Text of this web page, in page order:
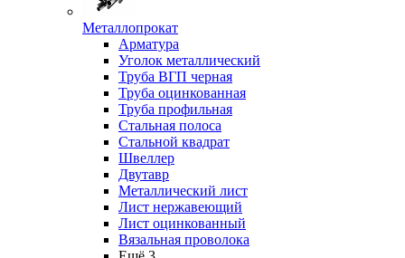
Металлопрокат
Арматура
Уголок металлический
Труба ВГП черная
Труба оцинкованная
Труба профильная
Стальная полоса
Стальной квадрат
Швеллер
Двутавр
Металлический лист
Лист нержавеющий
Лист оцинкованный
Вязальная проволока